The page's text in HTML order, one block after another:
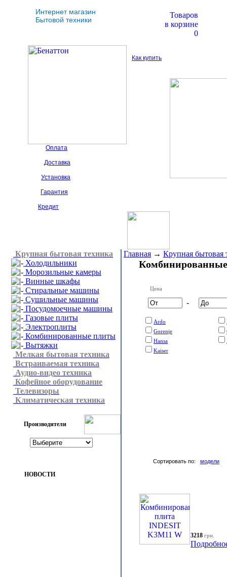
Интернет магазин
Бытовой техники
Товаров
в корзине
0
Как купить
Оплата
Доставка
Установка
Гарантия
Кредит
Крупная бытовая техника
Холодильники
Морозильные камеры
Винные шкафы
Стиральные машины
Сушильные машины
Посудомоечные машины
Газовые плиты
Электроплиты
Комбинированные плиты
Вытяжки
Мелкая бытовая техника
Встраиваемая техника
Аудио-видео техника
Кофейное оборудование
Телевизоры
Климатическая техника
Производители
НОВОСТИ
Главная → Крупная бытовая
Цена
-
Ardo
Gorenje
Hansa
Kaiser
Сортировать по: модели
3218 грн.